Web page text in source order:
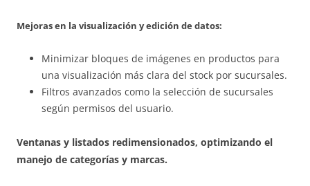
Mejoras en la visualización y edición de datos:
Minimizar bloques de imágenes en productos para
una visualización más clara del stock por sucursales.
Filtros avanzados como la selección de sucursales
según permisos del usuario.
Ventanas y listados redimensionados, optimizando el
manejo de categorías y marcas.